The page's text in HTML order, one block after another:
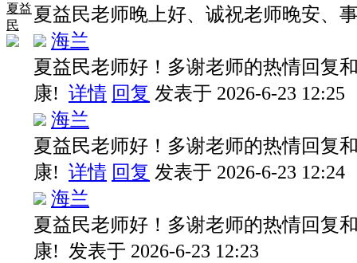
夏益
民
夏益民老师晚上好、诚祝老师晚安、
海兰
夏益民老师好！多谢老师的热情回复
康! 详情 回复 发表于 2026-6-23 12:25
海兰
夏益民老师好！多谢老师的热情回复
康! 详情 回复 发表于 2026-6-23 12:24
海兰
夏益民老师好！多谢老师的热情回复
康! 发表于 2026-6-23 12:23